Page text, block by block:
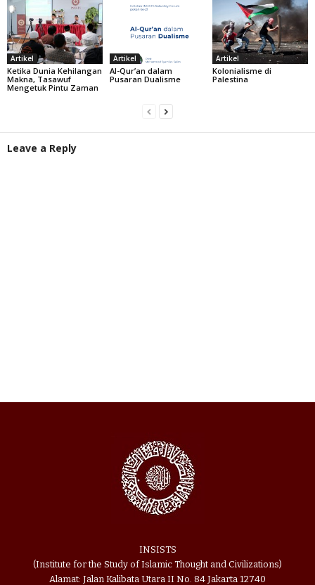
Artikel
Ketika Dunia Kehilangan
Makna, Tasawuf
Mengetuk Pintu Zaman
Artikel
Al-Qur’an dalam
Pusaran Dualisme
Artikel
Kolonialisme di
Palestina
Leave a Reply
INSISTS
(Institute for the Study of Islamic Thought and Civilizations)
Alamat: Jalan Kalibata Utara II No. 84 Jakarta 12740